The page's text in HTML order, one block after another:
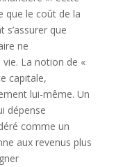
que le coût de la
s’assurer que
ne
La notion de «
capitale,
lui-même. Un
dépense
comme un
aux revenus plus